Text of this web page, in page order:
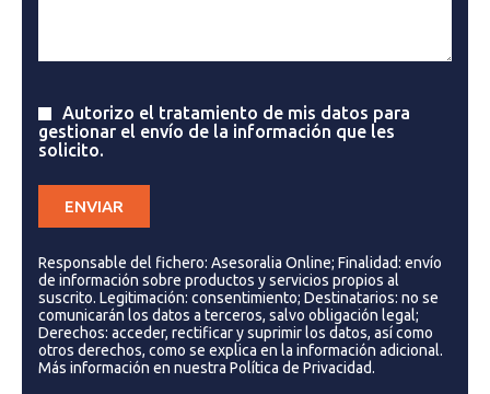
Autorizo el tratamiento de mis datos para
gestionar el envío de la información que les
solicito.
Responsable del fichero: Asesoralia Online; Finalidad: envío
de información sobre productos y servicios propios al
suscrito. Legitimación: consentimiento; Destinatarios: no se
comunicarán los datos a terceros, salvo obligación legal;
Derechos: acceder, rectificar y suprimir los datos, así como
otros derechos, como se explica en la información adicional.
Más información en nuestra Política de Privacidad.